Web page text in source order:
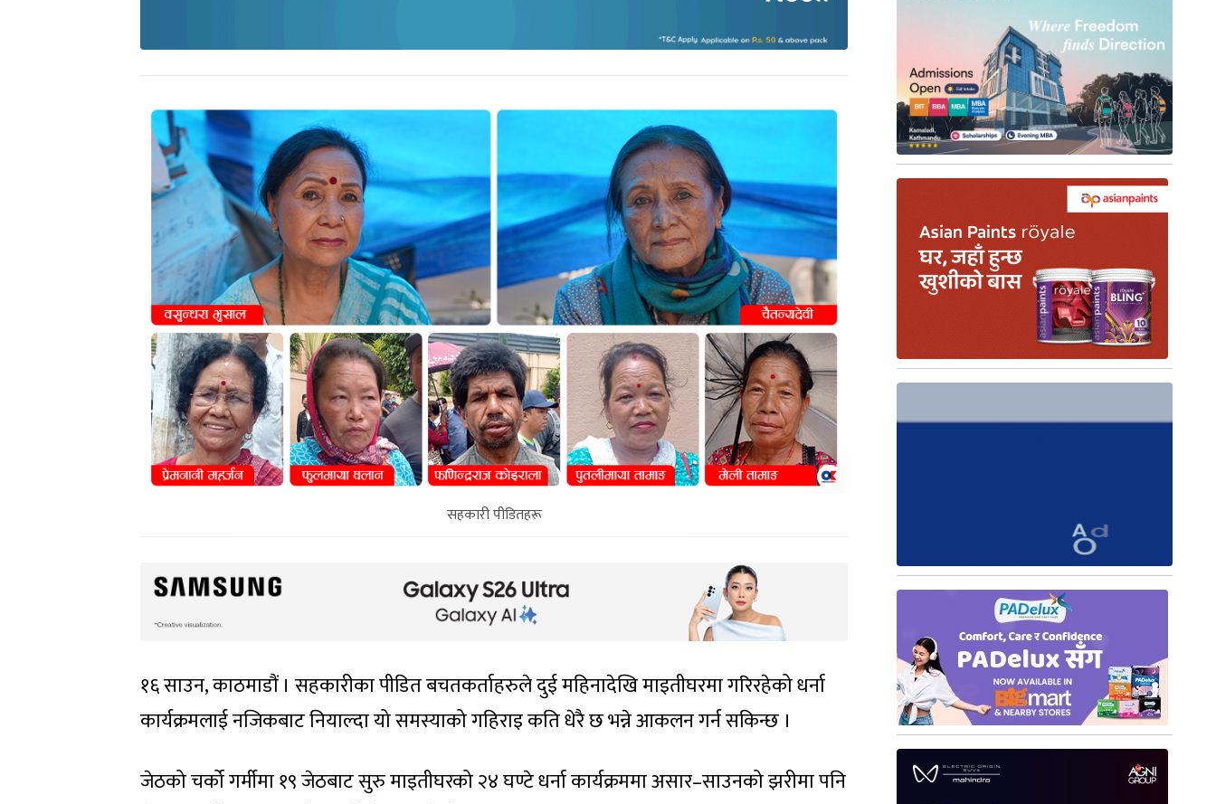
सहकारी पीडितहरू
१६ साउन, काठमाडौं । सहकारीका पीडित बचतकर्ताहरुले दुई महिनादेखि माइतीघरमा गरिरहेको धर्ना
कार्यक्रमलाई नजिकबाट नियाल्दा यो समस्याको गहिराइ कति धेरै छ भन्ने आकलन गर्न सकिन्छ ।
जेठको चर्को गर्मीमा १९ जेठबाट सुरु माइतीघरको २४ घण्टे धर्ना कार्यक्रममा असार–साउनको झरीमा पनि